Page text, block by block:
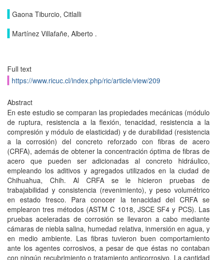
Gaona Tiburcio, Citlalli
Martínez Villafañe, Alberto .
Full text
https://www.ricuc.cl/index.php/ric/article/view/209
Abstract
En este estudio se comparan las propiedades mecánicas (módulo
de ruptura, resistencia a la flexión, tenacidad, resistencia a la
compresión y módulo de elasticidad) y de durabilidad (resistencia
a la corrosión) del concreto reforzado con fibras de acero
(CRFA), además de obtener la concentración óptima de fibras de
acero que pueden ser adicionadas al concreto hidráulico,
empleando los aditivos y agregados utilizados en la ciudad de
Chihuahua, Chih. Al CRFA se le hicieron pruebas de
trabajabilidad y consistencia (revenimiento), y peso volumétrico
en estado fresco. Para conocer la tenacidad del CRFA se
emplearon tres métodos (ASTM C 1018, JSCE SF4 y PCS). Las
pruebas aceleradas de corrosión se llevaron a cabo mediante
cámaras de niebla salina, humedad relativa, inmersión en agua, y
en medio ambiente. Las fibras tuvieron buen comportamiento
ante los agentes corrosivos, a pesar de que éstas no contaban
con ningún recubrimiento o tratamiento anticorrosivo. La cantidad